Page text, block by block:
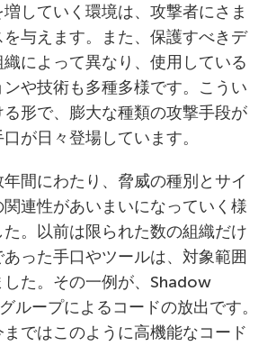
していく環境は、攻撃者にさま
与えます。また、保護すべきデ
によって異なり、使用している
や技術も多種多様です。こうい
形で、膨大な種類の攻撃手段が
が日々登場しています。
間にわたり、脅威の種別とサイ
連性があいまいになっていく様
。以前は限られた数の組織だけ
った手口やツールは、対象範囲
した。その一例が、Shadow
ループによるコードの放出です。
ではこのように高機能なコード